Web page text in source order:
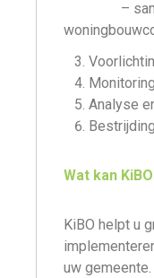
–
Analyse
Wat kan
KiBO helpt u
uw gemeente.